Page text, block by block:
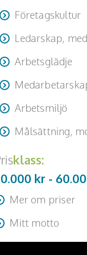
Företagskultur
Ledarskap,
Arbetsglädje
Arbetsmiljö
Målsättning,
klass:
kr -
Mer om priser
+ logi tillkommer
Mitt motto
laget och